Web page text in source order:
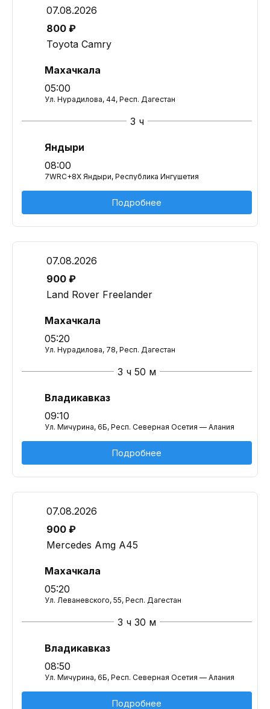
07.08.2026
800 ₽
Toyota Camry
Махачкала
05:00
Ул. Нурадилова, 44, Респ. Дагестан
3 ч
Яндыри
08:00
7WRC+8X Яндыри, Республика Ингушетия
Подробнее
07.08.2026
900 ₽
Land Rover Freelander
Махачкала
05:20
Ул. Нурадилова, 78, Респ. Дагестан
3 ч 50 м
Владикавказ
09:10
Ул. Мичурина, 6Б, Респ. Северная Осетия — Алания
Подробнее
07.08.2026
900 ₽
Mercedes Amg A45
Махачкала
05:20
Ул. Леваневского, 55, Респ. Дагестан
3 ч 30 м
Владикавказ
08:50
Ул. Мичурина, 6Б, Респ. Северная Осетия — Алания
Подробнее